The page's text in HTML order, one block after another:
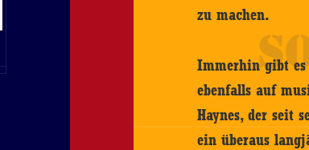
zu machen.
Immerhin gibt
ebenfalls auf
Haynes, der seit
ein überaus